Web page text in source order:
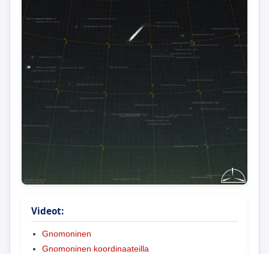
Videot:
Gnomoninen
Gnomoninen koordinaateilla